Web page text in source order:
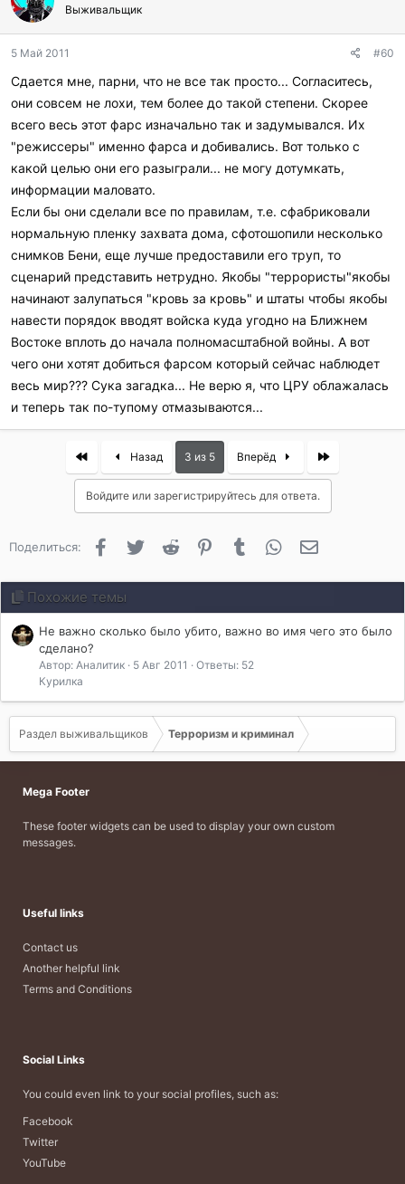
Выживальщик
5 Май 2011 #60
Сдается мне, парни, что не все так просто... Согласитесь,
они совсем не лохи, тем более до такой степени. Скорее
всего весь этот фарс изначально так и задумывался. Их
"режиссеры" именно фарса и добивались. Вот только с
какой целью они его разыграли... не могу дотумкать,
информации маловато.
Если бы они сделали все по правилам, т.е. сфабриковали
нормальную пленку захвата дома, сфотошопили несколько
снимков Бени, еще лучше предоставили его труп, то
сценарий представить нетрудно. Якобы "террористы"якобы
начинают залупаться "кровь за кровь" и штаты чтобы якобы
навести порядок вводят войска куда угодно на Ближнем
Востоке вплоть до начала полномасштабной войны. А вот
чего они хотят добиться фарсом который сейчас наблюдет
весь мир??? Сука загадка... Не верю я, что ЦРУ облажалась
и теперь так по-тупому отмазываются...
Назад 3 из 5 Вперёд Last
Войдите или зарегистрируйтесь для ответа.
Поделиться: FacebookTwitter Reddit PinterestTumblr WhatsApp
Похожие темы
Не важно сколько было убито, важно во имя чего это было
сделано?
Автор: Аналитик 5 Авг 2011
Ответы: 52
Курилка
Раздел выживальщиков Терроризм и криминал
Mega Footer
These footer widgets can be used to display your own custom
messages.
Useful links
Contact us
Another helpful link
Terms and Conditions
Social Links
You could even link to your social profiles, such as:
Facebook
Twitter
YouTube